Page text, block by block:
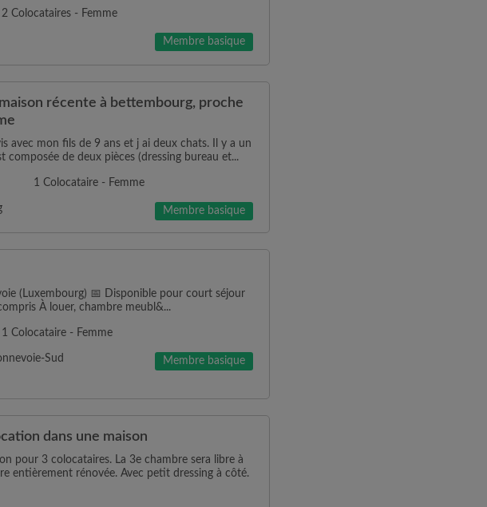
2 Colocataires - Femme
Membre basique
récente à bettembourg, proche
avec mon fils de 9 ans et j ai deux chats. Il y a un
composée de deux pièces (dressing bureau et...
1 Colocataire - Femme
Membre basique
(Luxembourg) 📅 Disponible pour court séjour
À louer, chambre meubl&...
1 Colocataire - Femme
Sud Membre basique
dans une maison
pour 3 colocataires. La 3e chambre sera libre à
entièrement rénovée. Avec petit dressing à côté.